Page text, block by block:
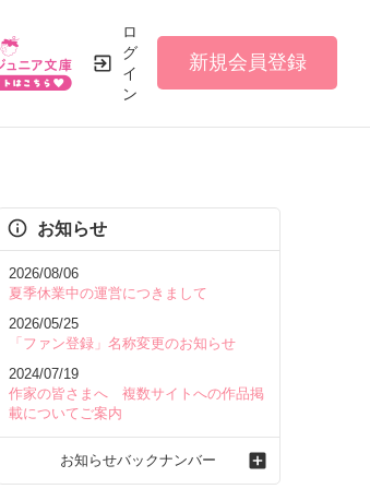
ロ
グ
イ
ン
新規会員登録
お知らせ
2026/08/06
夏季休業中の運営につきまして
2026/05/25
「ファン登録」名称変更のお知らせ
2024/07/19
作家の皆さまへ 複数サイトへの作品掲
載についてご案内
お知らせバックナンバー